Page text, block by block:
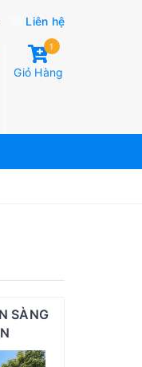
Liên hệ
1
Giỏ Hàng
SÀNG